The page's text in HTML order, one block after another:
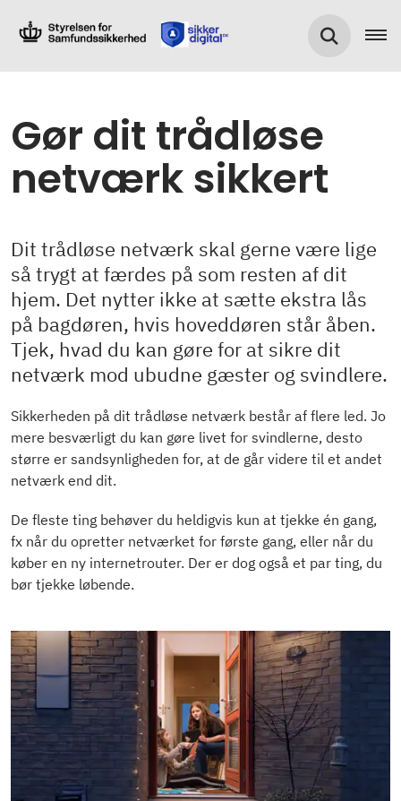
Gør dit trådløse
netværk sikkert
Dit trådløse netværk skal gerne være lige
så trygt at færdes på som resten af dit
hjem. Det nytter ikke at sætte ekstra lås
på bagdøren, hvis hoveddøren står åben.
Tjek, hvad du kan gøre for at sikre dit
netværk mod ubudne gæster og svindlere.
Sikkerheden på dit trådløse netværk består af flere led. Jo
mere besværligt du kan gøre livet for svindlerne, desto
større er sandsynligheden for, at de går videre til et andet
netværk end dit.
De fleste ting behøver du heldigvis kun at tjekke én gang,
fx når du opretter netværket for første gang, eller når du
køber en ny internetrouter. Der er dog også et par ting, du
bør tjekke løbende.